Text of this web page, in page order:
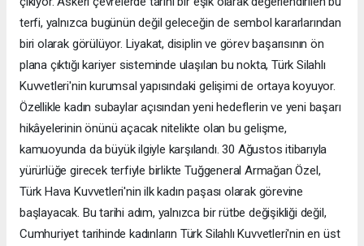
terfi, yalnızca bugünün değil geleceğin de sembol kararlarından
biri olarak görülüyor. Liyakat, disiplin ve görev başarısının ön
plana çıktığı kariyer sisteminde ulaşılan bu nokta, Türk Silahlı
Kuvvetleri'nin kurumsal yapısındaki gelişimi de ortaya koyuyor.
Özellikle kadın subaylar açısından yeni hedeflerin ve yeni başarı
hikâyelerinin önünü açacak nitelikte olan bu gelişme,
kamuoyunda da büyük ilgiyle karşılandı. 30 Ağustos itibarıyla
yürürlüğe girecek terfiyle birlikte Tuğgeneral Armağan Özel,
Türk Hava Kuvvetleri'nin ilk kadın paşası olarak görevine
başlayacak. Bu tarihi adım, yalnızca bir rütbe değişikliği değil,
Cumhuriyet tarihinde kadınların Türk Silahlı Kuvvetleri'nin en üst